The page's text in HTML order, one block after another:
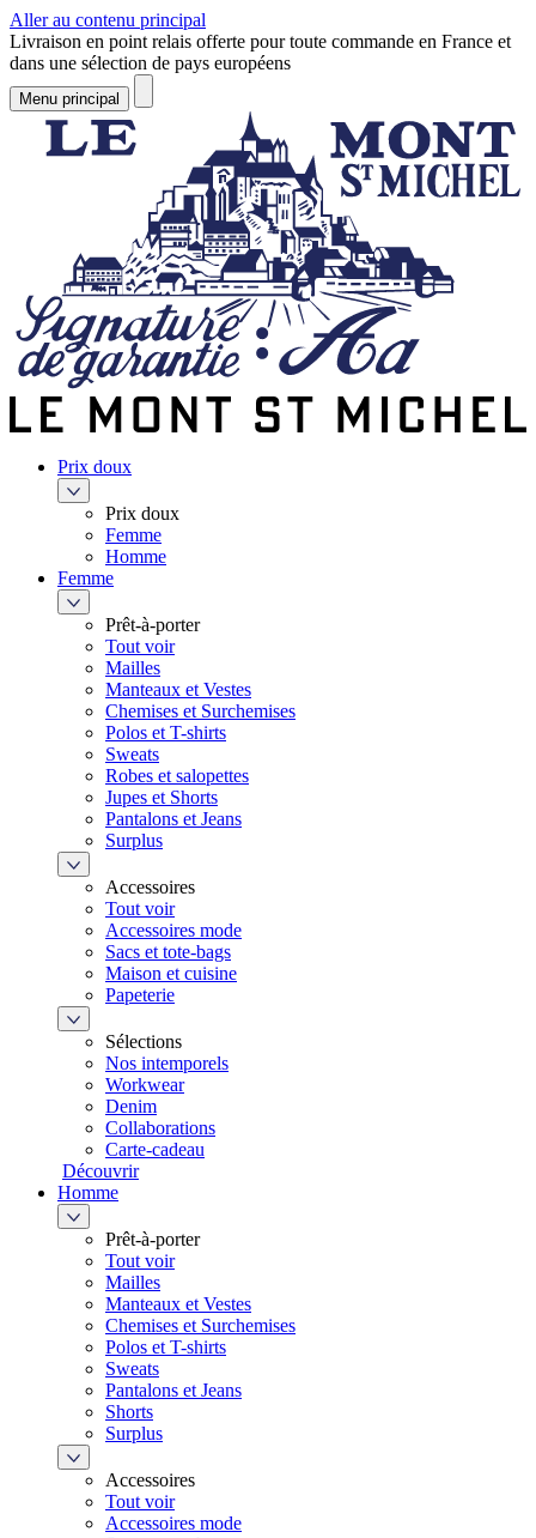
Aller au contenu principal
Livraison en point relais offerte pour toute commande en France et
dans une sélection de pays européens
Menu principal
Prix doux
Prix doux
Femme
Homme
Femme
Prêt-à-porter
Tout voir
Mailles
Manteaux et Vestes
Chemises et Surchemises
Polos et T-shirts
Sweats
Robes et salopettes
Jupes et Shorts
Pantalons et Jeans
Surplus
Accessoires
Tout voir
Accessoires mode
Sacs et tote-bags
Maison et cuisine
Papeterie
Sélections
Nos intemporels
Workwear
Denim
Collaborations
Carte-cadeau
Découvrir
Homme
Prêt-à-porter
Tout voir
Mailles
Manteaux et Vestes
Chemises et Surchemises
Polos et T-shirts
Sweats
Pantalons et Jeans
Shorts
Surplus
Accessoires
Tout voir
Accessoires mode